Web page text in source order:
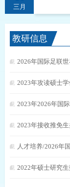
三月
教研信息
2026年国际足联
2023年攻读硕士
2023年2026年国
2023年接收推免
2022年硕士研究